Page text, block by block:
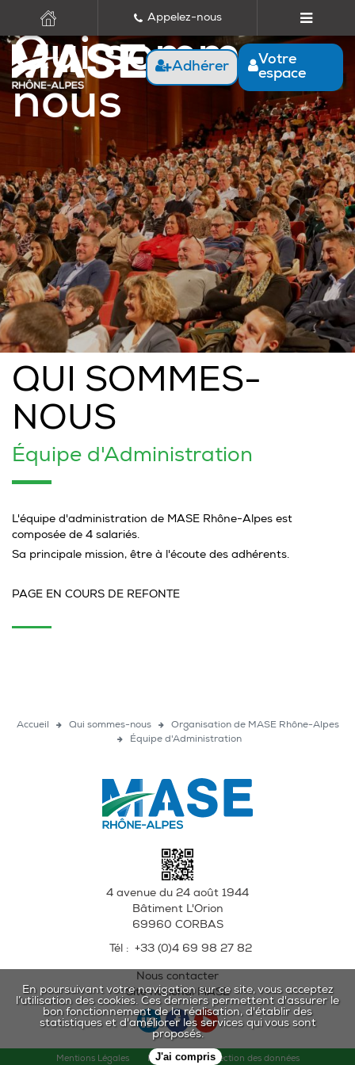
Appelez-nous
Adhérer
Votre
espace
Qui sommes-
nous
QUI SOMMES-
NOUS
Équipe d'Administration
L'équipe d'administration de MASE Rhône-Alpes est
composée de 4 salariés.
Sa principale mission, être à l'écoute des adhérents.
PAGE EN COURS DE REFONTE
Accueil Qui sommes-nous
Organisation de MASE Rhône-Alpes
Équipe d'Administration
4 avenue du 24 août 1944
Bâtiment L'Orion
69960 CORBAS
Tél : +33 (0)4 69 98 27 82
Nous contacter
Site national MASE
Mentions Légales Politique de protection des données
En poursuivant votre navigation sur ce site, vous acceptez
l’utilisation des cookies. Ces derniers permettent d'assurer le
bon fonctionnement de la réalisation, d'établir des
statistiques et d'améliorer les services qui vous sont
proposés.
J'ai compris